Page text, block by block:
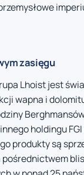
zasięgu
Lhoist jest
wapna i
holdingu
produkty są